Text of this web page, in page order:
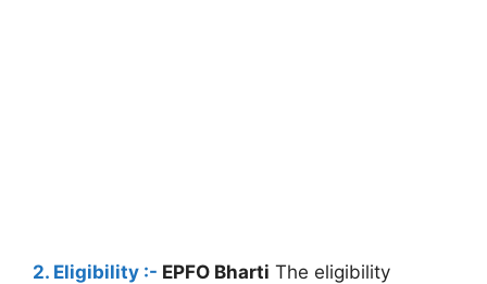
2. Eligibility :- EPFO Bharti The eligibility